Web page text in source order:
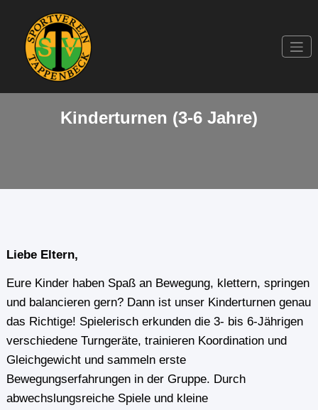
springen
SV Tappenbeck
Kinderturnen (3-6 Jahre)
Liebe Eltern,
Eure Kinder haben Spaß an Bewegung, klettern, springen
und balancieren gern? Dann ist unser Kinderturnen genau
das Richtige! Spielerisch erkunden die 3- bis 6-Jährigen
verschiedene Turngeräte, trainieren Koordination und
Gleichgewicht und sammeln erste
Bewegungserfahrungen in der Gruppe. Durch
abwechslungsreiche Spiele und kleine